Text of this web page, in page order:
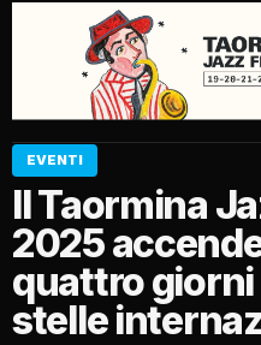
EVENTI
Il Taormina
2025
quattro giorni
stelle